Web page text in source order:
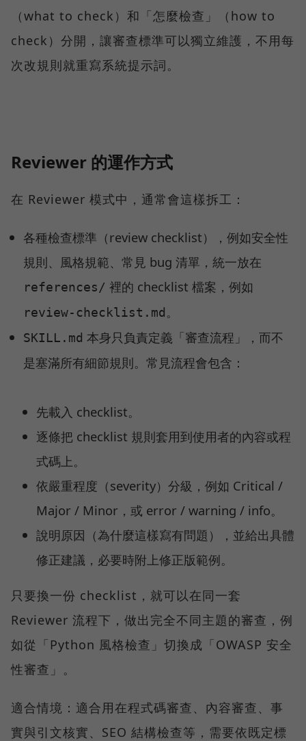
（what to check）和「怎麼檢查」（how to
check）分開，讓審查標準可以獨立維護，不用每
次改規則就重寫系統提示詞。
Reviewer 的運作方式
在 Reviewer 模式中，通常會這樣拆工：
各種檢查標準（review checklist），例如安全性
規則、風格規範、常見 bug 清單，統一放在
references/ 裡的 checklist 檔案，例如
review-checklist.md。
SKILL.md 本身只負責定義「審查流程」，而不
是塞滿所有細節規則。常見流程會包含：
先載入 checklist。
逐條把 checklist 規則套用到使用者的內容或程
式碼上。
依嚴重程度（severity）分級，例如 Critical /
Major / Minor，或 error / warning / info。
說明原因（為什麼這樣寫有問題），並給出具體
修正建議，必要時附上修正版範例。
只要換一份 checklist，就可以在同一套
Reviewer 流程下，做出完全不同主題的審查，例
如從「Python 風格檢查」切換成「OWASP 安全
性審查」。
適合情境：適合用在程式碼審查、內容審查、事
實與引文核實、SEO 結構檢查等，需要依既定標